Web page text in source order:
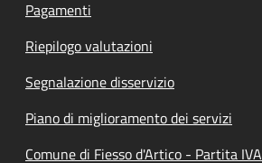
Pagamenti
Riepilogo valutazioni
Segnalazione disservizio
Piano di miglioramento dei servizi
Comune di Fiesso d'Artico - Partita IVA